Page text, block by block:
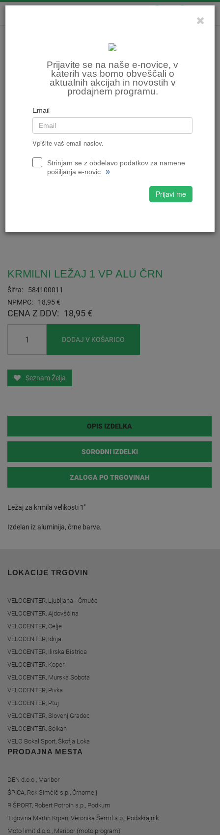
Prijavite se na naše e-novice, v
katerih vas bomo obveščali o
aktualnih akcijah in novostih v
prodajnem programu.
Email
Vpišite vaš email naslov.
Strinjam se z obdelavo podatkov za namene
pošiljanja e-novic
»
Prijavi me
KRMILNI LEŽAJ 1 VP ALU ČRN
Šifra:
584100011
NPMPC:
18,95 €
CENA Z DDV: 18,95 €
DODAJ V KOŠARICO
Seznam Želja
OPIS IZDELKA
SORODNI IZDELKI
ZALOGA PO TRGOVINAH
Ležaj za krmila velikosti 1''
Izdelan iz aluminija, črne barve.
LOKACIJE TRGOVIN
VELOCENTER, Ljubljana - Črnuče
VELOCENTER, Ajdovščina
VELOCENTER, Celje
VELOCENTER, Idrija
VELOCENTER, Ilirska Bistrica
VELOCENTER, Koper
VELOCENTER, Murska Sobota
VELOCENTER, Pivka
VELOCENTER, Ptuj
VELOCENTER, Slovenj Gradec
VELOCENTER, Solkan
VELO Bokal Sport, Škofja Loka
PRODAJNA MESTA
DEN d.o.o., Maribor
ŠPICA, Rok Simčič s.p., Črnomelj
R ŠPORT, Robert Potrpin s.p., Podkum
Trgovina Martin Krpan, Veronika Šemrl s.p., Podskrajnik
Moto limit d.o.o., Maribor (moto program)